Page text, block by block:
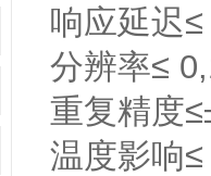
响应延迟
分辨率≤
重复精度
温度影响